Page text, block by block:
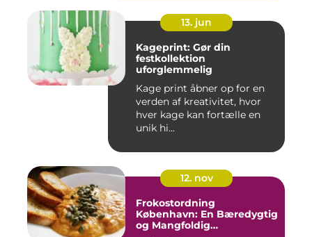
13. jun
Kageprint: Gør din
festkollektion
uforglemmelig
Kage print åbner op for en
verden af kreativitet, hvor
hver kage kan fortælle en
unik hi...
12. nov
Frokostordning
København: En Bæredygtig
og Mangfoldig